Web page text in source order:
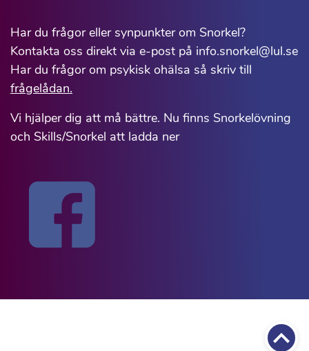
Till
Har du frågor eller synpunkter om Snorkel?
Kontakta oss direkt via e-post på info.snorkel@lul.se
Har du frågor om psykisk ohälsa så skriv till
frågelådan.
Vi hjälper dig att må bättre. Nu finns Snorkelövning
och Skills/Snorkel att ladda ner